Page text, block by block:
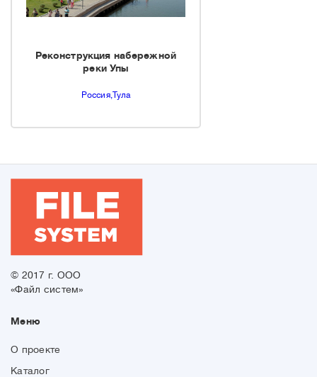
Реконструкция набережной
реки Упы
Россия,Тула
© 2017 г. ООО
«Файл систем»
Меню
О проекте
Каталог